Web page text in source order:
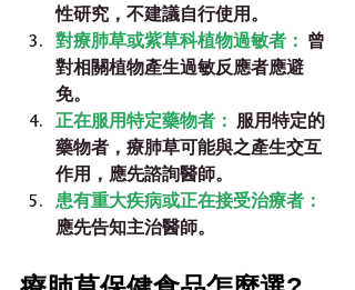
性研究，不建議自行使用。
對療肺草或紫草科植物過敏者： 曾
對相關植物產生過敏反應者應避
免。
正在服用特定藥物者： 服用特定的
藥物者，療肺草可能與之產生交互
作用，應先諮詢醫師。
患有重大疾病或正在接受治療者：
應先告知主治醫師。